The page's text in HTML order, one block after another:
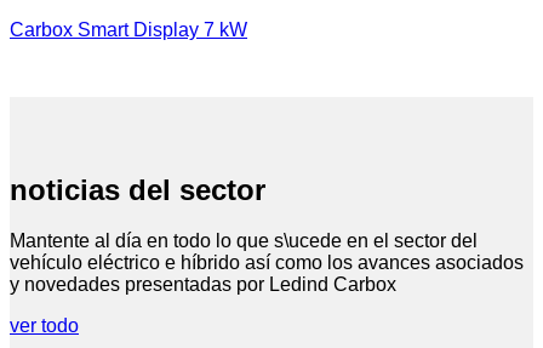
Carbox Smart Display 7 kW
noticias del sector
Mantente al día en todo lo que s\ucede en el sector del
vehículo eléctrico e híbrido así como los avances asociados
y novedades presentadas por Ledind Carbox
ver todo